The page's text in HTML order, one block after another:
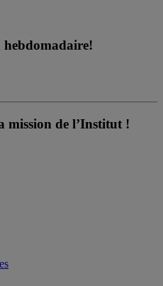
mission de l’Institut !